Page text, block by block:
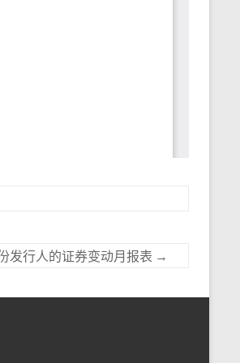
发行人的证券变动月报表 →